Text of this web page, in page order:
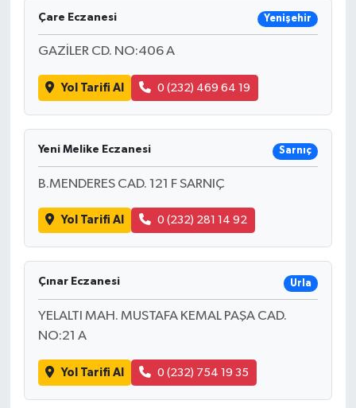
Çare Eczanesi Yenişehir
GAZİLER CD. NO:406 A
Yol Tarifi Al 0 (232) 469 64 19
Yeni Melike Eczanesi Sarnıç
B.MENDERES CAD. 121 F SARNIÇ
Yol Tarifi Al 0 (232) 281 14 92
Çınar Eczanesi Urla
YELALTI MAH. MUSTAFA KEMAL PAŞA CAD.
NO:21 A
Yol Tarifi Al 0 (232) 754 19 35